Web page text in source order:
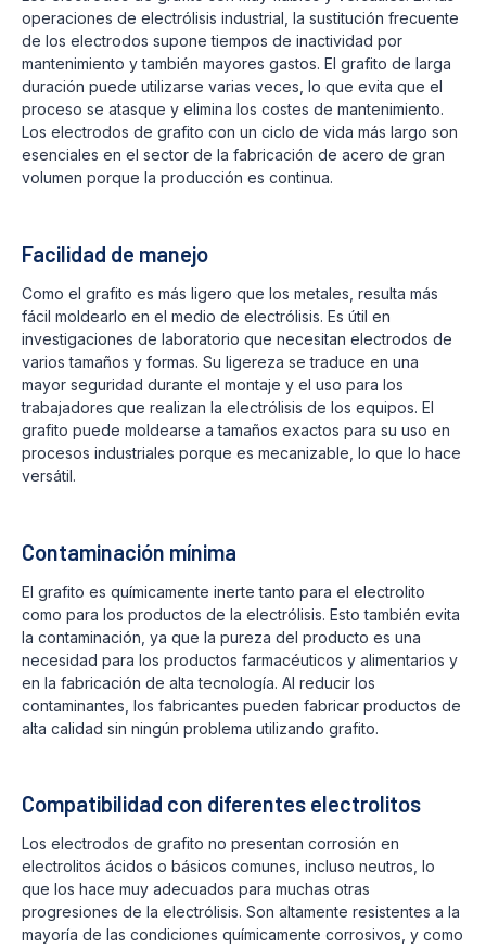
operaciones de electrólisis industrial, la sustitución frecuente
de los electrodos supone tiempos de inactividad por
mantenimiento y también mayores gastos. El grafito de larga
duración puede utilizarse varias veces, lo que evita que el
proceso se atasque y elimina los costes de mantenimiento.
Los electrodos de grafito con un ciclo de vida más largo son
esenciales en el sector de la fabricación de acero de gran
volumen porque la producción es continua.
Facilidad de manejo
Como el grafito es más ligero que los metales, resulta más
fácil moldearlo en el medio de electrólisis. Es útil en
investigaciones de laboratorio que necesitan electrodos de
varios tamaños y formas. Su ligereza se traduce en una
mayor seguridad durante el montaje y el uso para los
trabajadores que realizan la electrólisis de los equipos. El
grafito puede moldearse a tamaños exactos para su uso en
procesos industriales porque es mecanizable, lo que lo hace
versátil.
Contaminación mínima
El grafito es químicamente inerte tanto para el electrolito
como para los productos de la electrólisis. Esto también evita
la contaminación, ya que la pureza del producto es una
necesidad para los productos farmacéuticos y alimentarios y
en la fabricación de alta tecnología. Al reducir los
contaminantes, los fabricantes pueden fabricar productos de
alta calidad sin ningún problema utilizando grafito.
Compatibilidad con diferentes electrolitos
Los electrodos de grafito no presentan corrosión en
electrolitos ácidos o básicos comunes, incluso neutros, lo
que los hace muy adecuados para muchas otras
progresiones de la electrólisis. Son altamente resistentes a la
mayoría de las condiciones químicamente corrosivos, y como